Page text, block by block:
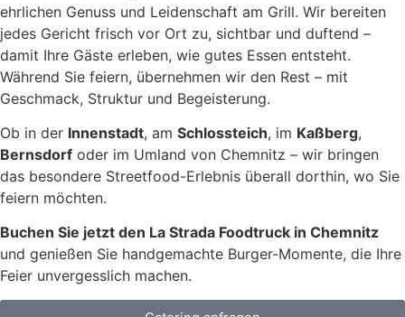
ehrlichen Genuss und Leidenschaft am Grill. Wir bereiten
jedes Gericht frisch vor Ort zu, sichtbar und duftend –
damit Ihre Gäste erleben, wie gutes Essen entsteht.
Während Sie feiern, übernehmen wir den Rest – mit
Geschmack, Struktur und Begeisterung.
Ob in der Innenstadt, am Schlossteich, im Kaßberg,
Bernsdorf oder im Umland von Chemnitz – wir bringen
das besondere Streetfood-Erlebnis überall dorthin, wo Sie
feiern möchten.
Buchen Sie jetzt den La Strada Foodtruck in Chemnitz
und genießen Sie handgemachte Burger-Momente, die Ihre
Feier unvergesslich machen.